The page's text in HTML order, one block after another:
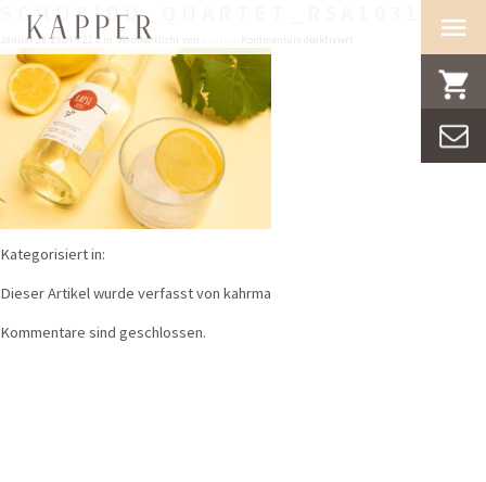
SCHUBIDU_QUARTET_R5A10314
Januar 28, 2024 8:22 a.m. Veröffentlicht von
schubidu_quartet_R5A10314
Kategorisiert in:
Dieser Artikel wurde verfasst von kahrma
Kommentare sind geschlossen.